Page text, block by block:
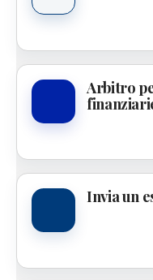
Arbitro
Invia un